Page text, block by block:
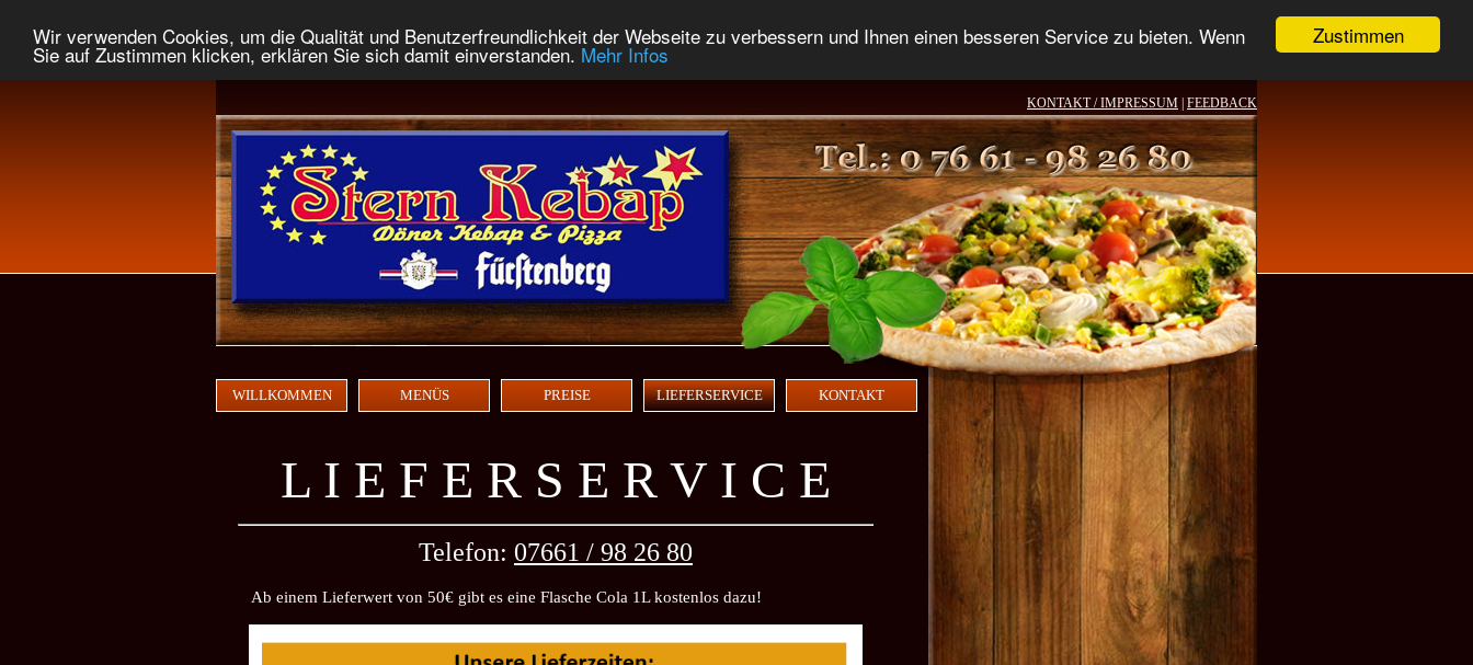
Zustimmen
Wir verwenden Cookies, um die Qualität und Benutzerfreundlichkeit der Webseite zu verbessern und Ihnen einen besseren Service zu bieten. Wenn
Sie auf Zustimmen klicken, erklären Sie sich damit einverstanden. Mehr Infos
KONTAKT / IMPRESSUM FEEDBACK
WILLKOMMEN MENÜS PREISE LIEFERSERVICE KONTAKT
L I E F E R S E R V I C E
Telefon: 07661 / 98 26 80
Ab einem Lieferwert von 50€ gibt es eine Flasche Cola 1L kostenlos dazu!